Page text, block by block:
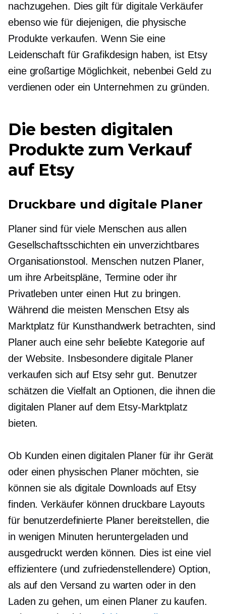
nachzugehen. Dies gilt für digitale Verkäufer
ebenso wie für diejenigen, die physische
Produkte verkaufen. Wenn Sie eine
Leidenschaft für Grafikdesign haben, ist Etsy
eine großartige Möglichkeit, nebenbei Geld zu
verdienen oder ein Unternehmen zu gründen.
Die besten digitalen
Produkte zum Verkauf
auf Etsy
Druckbare und digitale Planer
Planer sind für viele Menschen aus allen
Gesellschaftsschichten ein unverzichtbares
Organisationstool. Menschen nutzen Planer,
um ihre Arbeitspläne, Termine oder ihr
Privatleben unter einen Hut zu bringen.
Während die meisten Menschen Etsy als
Marktplatz für Kunsthandwerk betrachten, sind
Planer auch eine sehr beliebte Kategorie auf
der Website. Insbesondere digitale Planer
verkaufen sich auf Etsy sehr gut. Benutzer
schätzen die Vielfalt an Optionen, die ihnen die
digitalen Planer auf dem Etsy-Marktplatz
bieten.
Ob Kunden einen digitalen Planer für ihr Gerät
oder einen physischen Planer möchten, sie
können sie als digitale Downloads auf Etsy
finden. Verkäufer können druckbare Layouts
für benutzerdefinierte Planer bereitstellen, die
in wenigen Minuten heruntergeladen und
ausgedruckt werden können. Dies ist eine viel
effizientere (und zufriedenstellendere) Option,
als auf den Versand zu warten oder in den
Laden zu gehen, um einen Planer zu kaufen.